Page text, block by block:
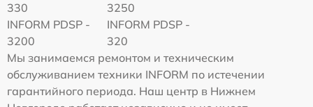
330
3250
INFORM PDSP -
3200
INFORM PDSP -
320
Мы занимаемся ремонтом и техническим
обслуживанием техники INFORM по истечении
гарантийного периода. Наш центр в Нижнем